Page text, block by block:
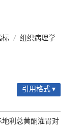
标 / 组织病理学
引用格式 ▾
地利总黄酮灌胃对